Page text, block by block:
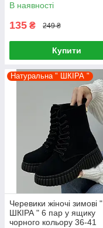
В наявності
135 ₴ 249 ₴
Купити
Натуральна " ШКІРА "
Черевики жіночі зимові "
ШКІРА " 6 пар у ящику
чорного кольору 36-41